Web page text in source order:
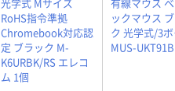
RoHS指令準拠
Chromebook対応認
定 ブラック M-
K6URBK/RS エレコ
ム 1個
ックマウス
ク 光学式/3
MUS-